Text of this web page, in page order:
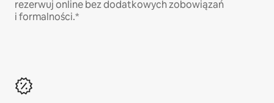
rezerwuj online bez dodatkowych zobowiązań
i formalności.*